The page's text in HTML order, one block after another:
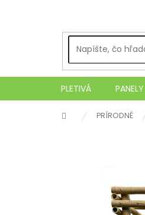
PLETIVÁ PANELY
DomovPRÍRODNÉ